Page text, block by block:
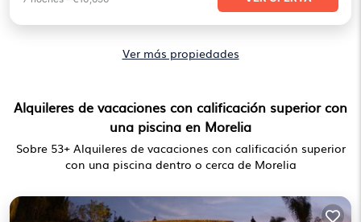
Ver más propiedades
Alquileres de vacaciones con calificación superior con
una piscina en Morelia
Sobre 53+ Alquileres de vacaciones con calificación superior
con una piscina dentro o cerca de Morelia